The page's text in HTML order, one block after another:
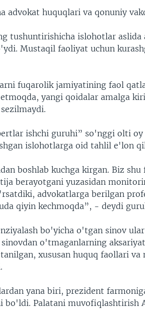
advokat huquqlari va qonuniy
tushuntirishicha islohotlar aslida
Mustaqil faoliyat uchun
fuqarolik jamiyatining faol
yangi qoidalar amalga
ishchi guruhi” so'nggi olti oy
islohotlarga oid tahlil e'lon
boshlab kuchga kirgan. Biz shu
berayotgani yuzasidan
advokatlarga berilgan
qiyin kechmoqda”, - deydi
bo'yicha o'tgan sinov
o'tmaganlarning
xususan huquq faollari
yana biri, prezident
bo'ldi. Palatani muvofiqlashtirish